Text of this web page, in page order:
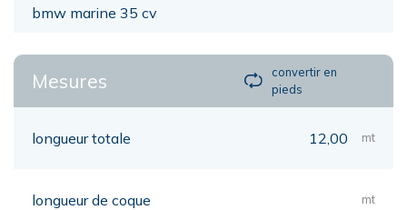
bmw marine 35 cv
Mesures
convertir en
pieds
longueur totale 12,00 mt
longueur de coque mt